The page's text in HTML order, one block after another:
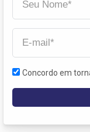
Concordo em